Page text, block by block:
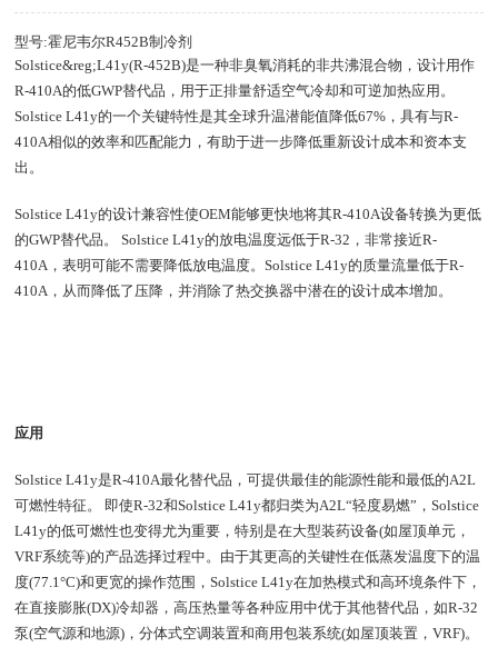
型号:霍尼韦尔R452B制冷剂
Solstice&reg;L41y(R-452B)是一种非臭氧消耗的非共沸混合物，设计用作
R-410A的低GWP替代品，用于正排量舒适空气冷却和可逆加热应用。
Solstice L41y的一个关键特性是其全球升温潜能值降低67%，具有与R-
410A相似的效率和匹配能力，有助于进一步降低重新设计成本和资本支
出。
Solstice L41y的设计兼容性使OEM能够更快地将其R-410A设备转换为更低
的GWP替代品。 Solstice L41y的放电温度远低于R-32，非常接近R-
410A，表明可能不需要降低放电温度。Solstice L41y的质量流量低于R-
410A，从而降低了压降，并消除了热交换器中潜在的设计成本增加。
应用
Solstice L41y是R-410A最化替代品，可提供最佳的能源性能和最低的A2L
可燃性特征。 即使R-32和Solstice L41y都归类为A2L“轻度易燃”，Solstice
L41y的低可燃性也变得尤为重要，特别是在大型装药设备(如屋顶单元，
VRF系统等)的产品选择过程中。由于其更高的关键性在低蒸发温度下的温
度(77.1°C)和更宽的操作范围，Solstice L41y在加热模式和高环境条件下，
在直接膨胀(DX)冷却器，高压热量等各种应用中优于其他替代品，如R-32
泵(空气源和地源)，分体式空调装置和商用包装系统(如屋顶装置，VRF)。